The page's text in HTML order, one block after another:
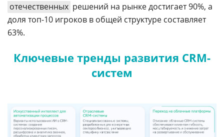
отечественных решений на рынке достигает 90%, а
доля топ-10 игроков в общей структуре составляет
63%.
Ключевые тренды развития CRM-
систем